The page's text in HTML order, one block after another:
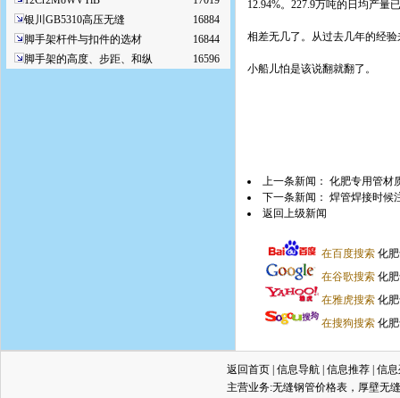
银川GB5310高压无缝
16884
脚手架杆件与扣件的选材
16844
脚手架的高度、步距、和纵
16596
12.94%。227.9万吨的日均产量
相差无几了。从过去几年的经
小船儿怕是该说翻就翻了。
上一条新闻： 化肥专用管材
下一条新闻： 焊管焊接时候
返回上级新闻
在百度搜索化肥
在谷歌搜索化肥
在雅虎搜索化肥
在搜狗搜索化肥
返回首页 信息导航 信息推荐 信
主营业务:无缝钢管价格表， 厚壁无